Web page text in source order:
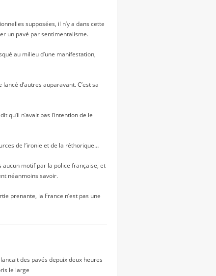
supposées, il n’y a dans cette
un pavé par sentimentalisme.
au milieu d’une manifestation,
d’autres auparavant. C’est sa
qu’il n’avait pas l’intention de le
de l’ironie et de la réthorique…
motif par la police française, et
néanmoins savoir.
prenante, la France n’est pas une
des pavés depuix deux heures
le large